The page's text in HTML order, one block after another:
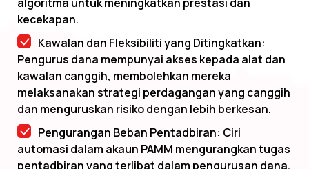
kecekapan.
Kawalan dan Fleksibiliti yang Ditingkatkan:
Pengurus dana mempunyai akses kepada alat dan
kawalan canggih, membolehkan mereka
melaksanakan strategi perdagangan yang canggih
dan menguruskan risiko dengan lebih berkesan.
Pengurangan Beban Pentadbiran: Ciri
automasi dalam akaun PAMM mengurangkan tugas
pentadbiran yang terlibat dalam pengurusan dana,